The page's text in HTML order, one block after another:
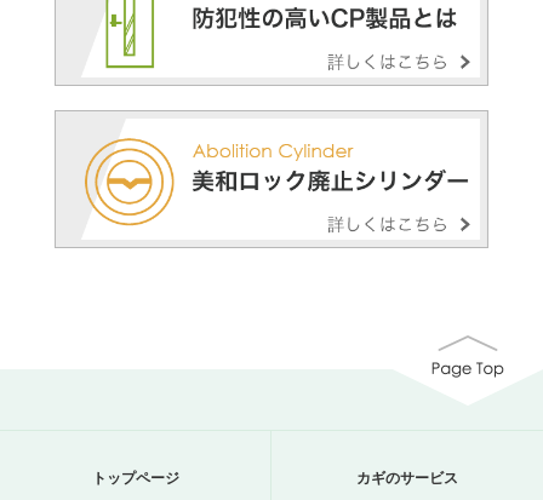
トップページ カギのサービス